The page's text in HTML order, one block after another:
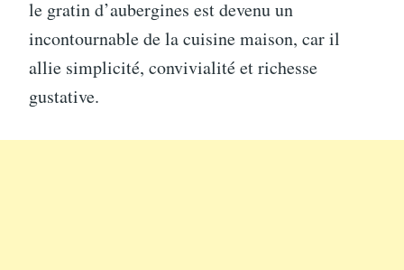
le gratin d’aubergines est devenu un
incontournable de la cuisine maison, car il
allie simplicité, convivialité et richesse
gustative.